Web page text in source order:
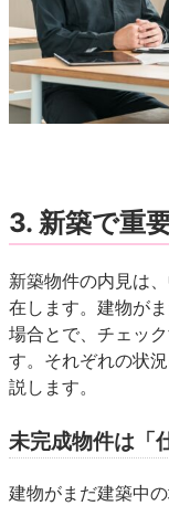
3. 新築で重
新築物件の内見は
在します。建物が
場合とで、チェッ
す。それぞれの状
説します。
未完成物件は「
建物がまだ建築中